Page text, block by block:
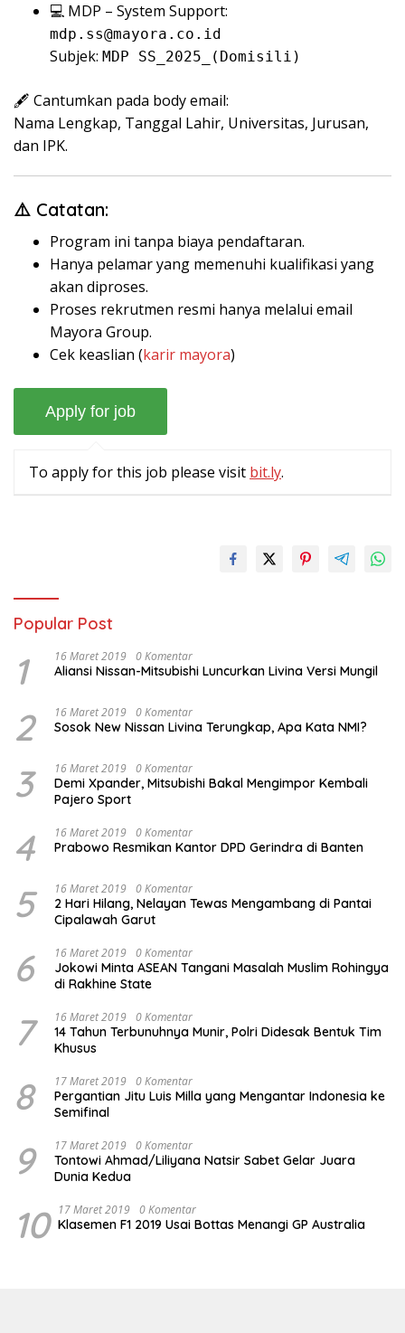
💻 MDP – System Support:
mdp.ss@mayora.co.id
Subjek: MDP SS_2025_(Domisili)
🖋️ Cantumkan pada body email:
Nama Lengkap, Tanggal Lahir, Universitas, Jurusan,
dan IPK.
⚠️ Catatan:
Program ini tanpa biaya pendaftaran.
Hanya pelamar yang memenuhi kualifikasi yang
akan diproses.
Proses rekrutmen resmi hanya melalui email
Mayora Group.
Cek keaslian (karir mayora)
To apply for this job please visit bit.ly.
Popular Post
1 16 Maret 2019 0 Komentar
Aliansi Nissan-Mitsubishi Luncurkan Livina Versi Mungil
2 16 Maret 2019 0 Komentar
Sosok New Nissan Livina Terungkap, Apa Kata NMI?
3 16 Maret 2019 0 Komentar
Demi Xpander, Mitsubishi Bakal Mengimpor Kembali
Pajero Sport
4 16 Maret 2019 0 Komentar
Prabowo Resmikan Kantor DPD Gerindra di Banten
5 16 Maret 2019 0 Komentar
2 Hari Hilang, Nelayan Tewas Mengambang di Pantai
Cipalawah Garut
6 16 Maret 2019 0 Komentar
Jokowi Minta ASEAN Tangani Masalah Muslim Rohingya
di Rakhine State
7 16 Maret 2019 0 Komentar
14 Tahun Terbunuhnya Munir, Polri Didesak Bentuk Tim
Khusus
8 17 Maret 2019 0 Komentar
Pergantian Jitu Luis Milla yang Mengantar Indonesia ke
Semifinal
9 17 Maret 2019 0 Komentar
Tontowi Ahmad/Liliyana Natsir Sabet Gelar Juara
Dunia Kedua
10 17 Maret 2019 0 Komentar
Klasemen F1 2019 Usai Bottas Menangi GP Australia